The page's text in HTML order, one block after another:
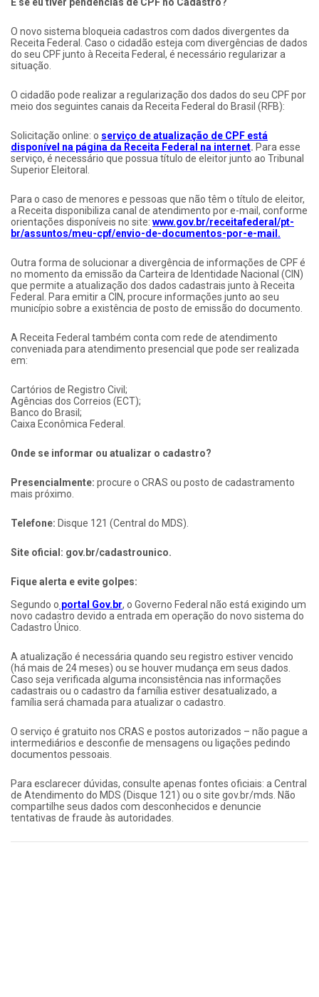
O novo sistema bloqueia cadastros com dados divergentes da
Receita Federal. Caso o cidadão esteja com divergências de dados
do seu CPF junto à Receita Federal, é necessário regularizar a
situação.
O cidadão pode realizar a regularização dos dados do seu CPF por
meio dos seguintes canais da Receita Federal do Brasil (RFB):
Solicitação online: o serviço de atualização de CPF está
disponível na página da Receita Federal na internet. Para esse
serviço, é necessário que possua título de eleitor junto ao Tribunal
Superior Eleitoral.
Para o caso de menores e pessoas que não têm o título de eleitor,
a Receita disponibiliza canal de atendimento por e-mail, conforme
orientações disponíveis no site: www.gov.br/receitafederal/pt-
br/assuntos/meu-cpf/envio-de-documentos-por-e-mail.
Outra forma de solucionar a divergência de informações de CPF é
no momento da emissão da Carteira de Identidade Nacional (CIN)
que permite a atualização dos dados cadastrais junto à Receita
Federal. Para emitir a CIN, procure informações junto ao seu
município sobre a existência de posto de emissão do documento.
A Receita Federal também conta com rede de atendimento
conveniada para atendimento presencial que pode ser realizada
em:
Cartórios de Registro Civil;
Agências dos Correios (ECT);
Banco do Brasil;
Caixa Econômica Federal.
Onde se informar ou atualizar o cadastro?
Presencialmente: procure o CRAS ou posto de cadastramento
mais próximo.
Telefone: Disque 121 (Central do MDS).
Site oficial: gov.br/cadastrounico.
Fique alerta e evite golpes:
Segundo o portal Gov.br, o Governo Federal não está exigindo um
novo cadastro devido a entrada em operação do novo sistema do
Cadastro Único.
A atualização é necessária quando seu registro estiver vencido
(há mais de 24 meses) ou se houver mudança em seus dados.
Caso seja verificada alguma inconsistência nas informações
cadastrais ou o cadastro da família estiver desatualizado, a
família será chamada para atualizar o cadastro.
O serviço é gratuito nos CRAS e postos autorizados – não pague a
intermediários e desconfie de mensagens ou ligações pedindo
documentos pessoais.
Para esclarecer dúvidas, consulte apenas fontes oficiais: a Central
de Atendimento do MDS (Disque 121) ou o site gov.br/mds. Não
compartilhe seus dados com desconhecidos e denuncie
tentativas de fraude às autoridades.